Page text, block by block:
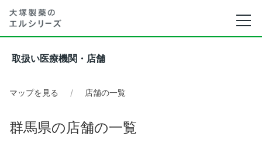
取扱い医療機関・店舗
マップを見る 店舗の一覧
群馬県の店舗の一覧